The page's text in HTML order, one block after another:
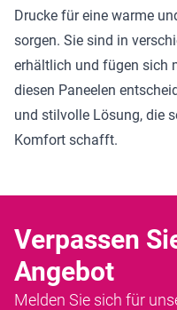
Drucke für eine warme
sorgen. Sie sind in
erhältlich und fügen sich
diesen Paneelen
und stilvolle Lösung, die
Komfort schafft.
Verpassen
Angebot
Melden Sie sich für